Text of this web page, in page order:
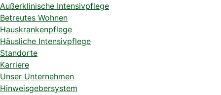
Außerklinische Intensivpflege
Betreutes Wohnen
Hauskrankenpflege
Häusliche Intensivpflege
Standorte
Karriere
Unser Unternehmen
Hinweisgebersystem